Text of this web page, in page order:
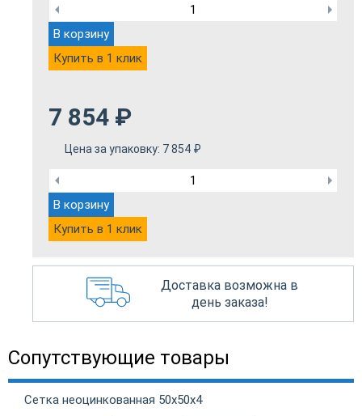
В корзину
Купить в 1 клик
7 854 ₽
Цена за упаковку: 7 854 ₽
В корзину
Купить в 1 клик
Доставка возможна в
день заказа!
Сопутствующие товары
Сетка неоцинкованная 50х50х4